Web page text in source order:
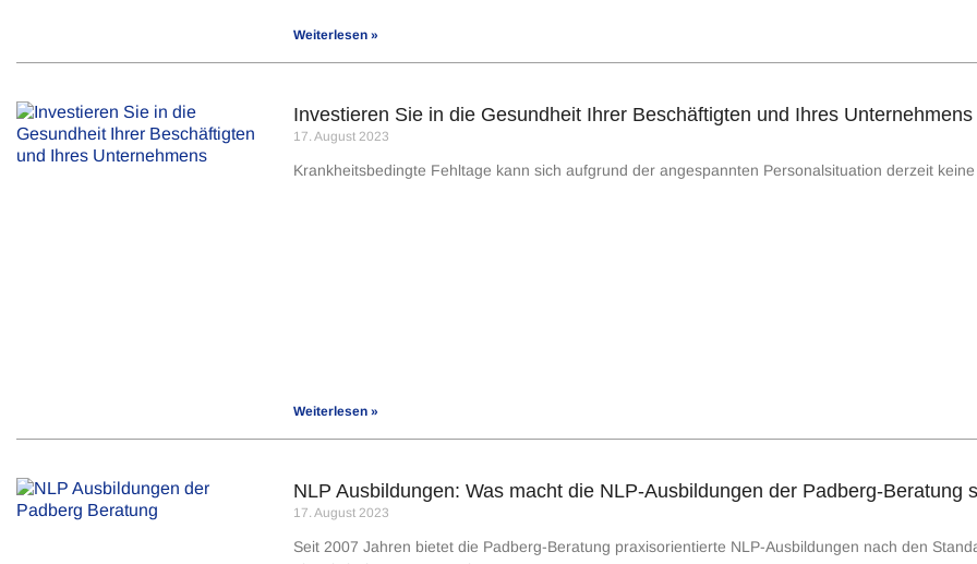
Weiterlesen »
Investieren Sie in die Gesundheit Ihrer Beschäftigten und Ihres Unternehmens
17. August 2023
Krankheitsbedingte Fehltage kann sich aufgrund der angespannten Personalsituation derzeit
Weiterlesen »
NLP Ausbildungen: Was macht die NLP-Ausbildungen der Padberg-Beratung
17. August 2023
Seit 2007 Jahren bietet die Padberg-Beratung praxisorientierte NLP-Ausbildungen nach den